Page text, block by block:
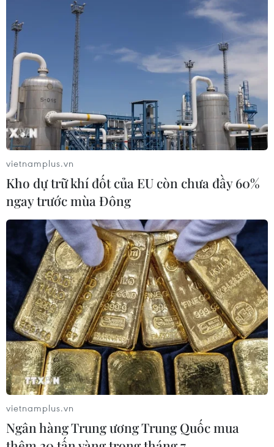
vietnamplus.vn
Kho dự trữ khí đốt của EU còn chưa đầy 60%
ngay trước mùa Đông
vietnamplus.vn
Ngân hàng Trung ương Trung Quốc mua